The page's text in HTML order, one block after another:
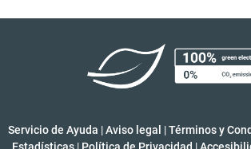
Servicio de Ayuda |Aviso legal |Términos y